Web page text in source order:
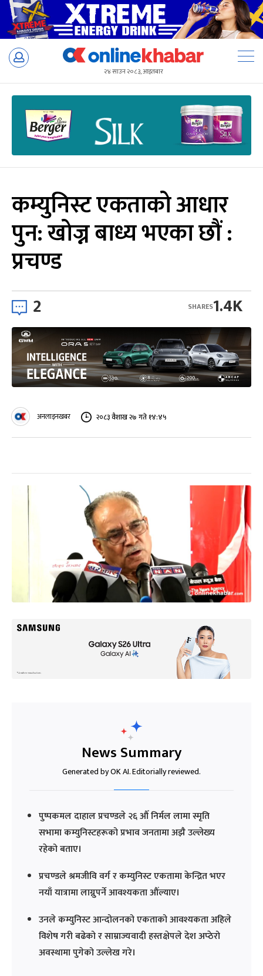
Skip
२४ साउन २०८३, आइतबार
कम्युनिस्ट एकताको आधार
पुन: खोज्न बाध्य भएका छौं :
प्रचण्ड
2 1.4K
SHARES
अनलाइनखबर २०८३ वैशाख २७ गते १४:४५
News Summary
Generated by OK AI. Editorially reviewed.
पुष्पकमल दाहाल प्रचण्डले २६ औँ निर्मल लामा स्मृति
सभामा कम्युनिस्टहरूको प्रभाव जनतामा अझै उल्लेख्य
रहेको बताए।
प्रचण्डले श्रमजीवि वर्ग र कम्युनिस्ट एकतामा केन्द्रित भएर
नयाँ यात्रामा लाग्नुपर्ने आवश्यकता औंल्याए।
उनले कम्युनिस्ट आन्दोलनको एकताको आवश्यकता अहिले
विशेष गरी बढेको र साम्राज्यवादी हस्तक्षेपले देश अप्ठेरो
अवस्थामा पुगेको उल्लेख गरे।